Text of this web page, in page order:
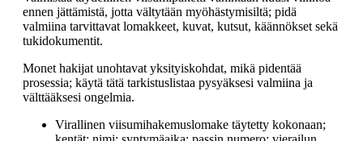
ennen jättämistä, jotta vältytään myöhästymisiltä; pidä
valmiina tarvittavat lomakkeet, kuvat, kutsut, käännökset sekä
tukidokumentit.
Monet hakijat unohtavat yksityiskohdat, mikä pidentää
prosessia; käytä tätä tarkistuslistaa pysyäksesi valmiina ja
välttääksesi ongelmia.
Virallinen viisumihakemuslomake täytetty kokonaan;